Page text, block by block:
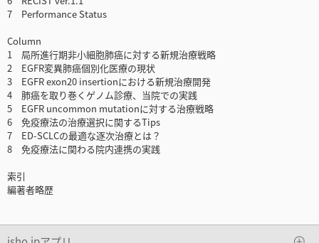
7 Performance Status
Column
1 局所進行期非小細胞肺癌に対する新規治療戦略
2 EGFR変異肺癌個別化医療の現状
3 EGFR exon20 insertionにおける新規治療開発
4 肺癌を取り巻くゲノム診療、当院での実践
5 EGFR uncommon mutationに対する治療戦略
6 免疫療法の治療選択に関するTips
7 ED-SCLCの最適な逐次治療とは？
8 免疫療法に関わる院内連携の実践
索引
編著者略歴